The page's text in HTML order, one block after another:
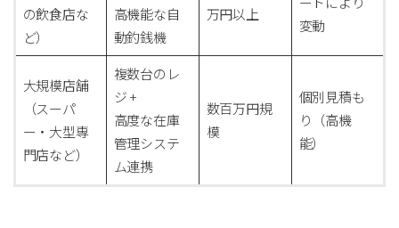
の飲食店な
ど）
高機能な自
動釣銭機
万円以上
変動
大規模店舗
（スーパ
ー・大型専
門店など）
複数台のレ
ジ +
高度な在庫
管理システ
ム連携
数百万円規
模
個別見積も
り（高機
能）